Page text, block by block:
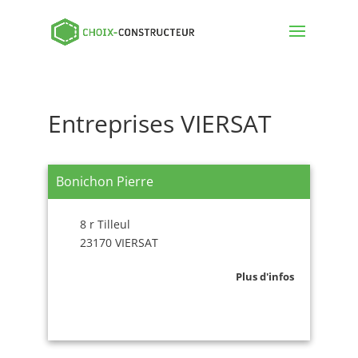
Entreprises VIERSAT
Bonichon Pierre
8 r Tilleul
23170 VIERSAT
Plus d'infos